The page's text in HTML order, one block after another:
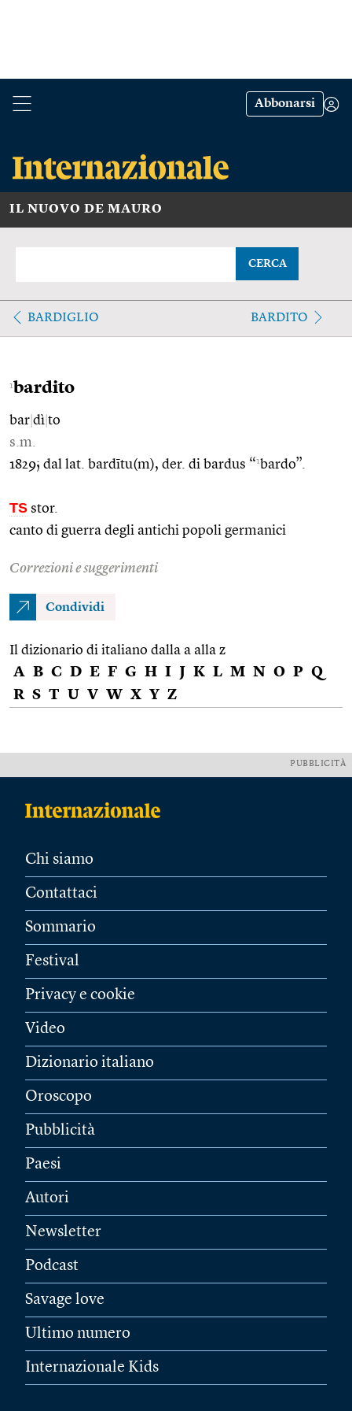
Abbonarsi
IL NUOVO DE MAURO
CERCA
BARDIGLIO BARDITO
1bardito
bar dì to
s.m.
1829; dal lat. bardītu(m), der. di bardus “1bardo”.
TS stor.
canto di guerra degli antichi popoli germanici
Correzioni e suggerimenti
Condividi
Il dizionario di italiano dalla a alla z
A B C D E F G H I J K L M N O P Q
R S T U V W X Y Z
PUBBLICITÀ
Chi siamo
Contattaci
Sommario
Festival
Privacy e cookie
Video
Dizionario italiano
Oroscopo
Pubblicità
Paesi
Autori
Newsletter
Podcast
Savage love
Ultimo numero
Internazionale Kids